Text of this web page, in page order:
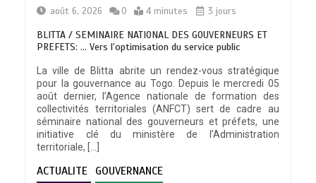
août 6, 2026
0 4 minutes 3 jours
BLITTA / SEMINAIRE NATIONAL DES GOUVERNEURS ET
PREFETS: … Vers l’optimisation du service public
La ville de Blitta abrite un rendez-vous stratégique
pour la gouvernance au Togo. Depuis le mercredi 05
août dernier, l’Agence nationale de formation des
collectivités territoriales (ANFCT) sert de cadre au
séminaire national des gouverneurs et préfets, une
initiative clé du ministère de l’Administration
territoriale, […]
ACTUALITE GOUVERNANCE